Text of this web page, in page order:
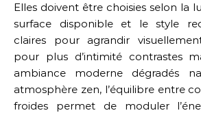
Elles doivent être choisies selon la
surface disponible et le style
claires pour agrandir
pour plus d’intimité contrastes
ambiance moderne dégradés
atmosphère zen, l’équilibre entre
froides permet de moduler